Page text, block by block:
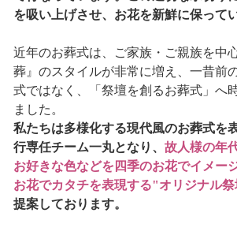
を吸い上げさせ、お花を新鮮に保って
近年のお葬式は、ご家族・ご親族を中
葬』のスタイルが非常に増え、一昔前
式ではなく、「祭壇を創るお葬式」へ
ました。
私たちは多様化する現代風のお葬式を
行専任チーム一丸となり、 故人様の年
お好きな色などを四季のお花でイメー
お花でカタチを表現する"オリジナル
提案しております。